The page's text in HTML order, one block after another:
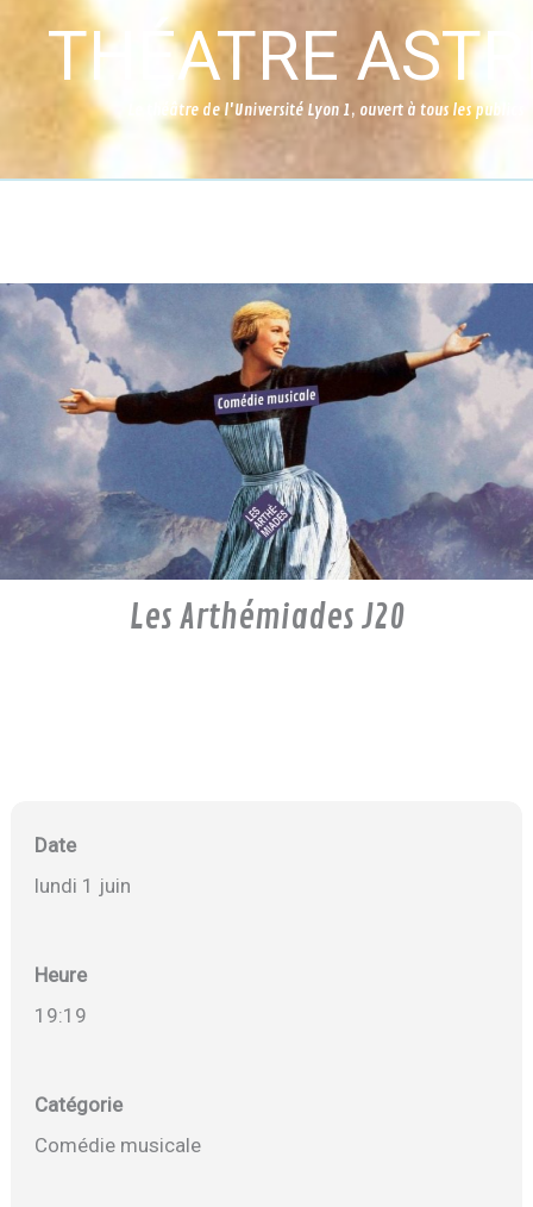
THÉATRE
Le théâtre de l'Université Lyon 1, ouvert à tous les publics
Les Arthémiades J20
Date
lundi 1 juin
Heure
19:19
Catégorie
Comédie musicale